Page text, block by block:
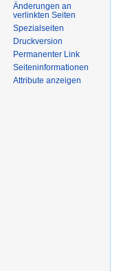
Änderungen an
verlinkten Seiten
Spezialseiten
Druckversion
Permanenter Link
Seiten­informationen
Attribute anzeigen